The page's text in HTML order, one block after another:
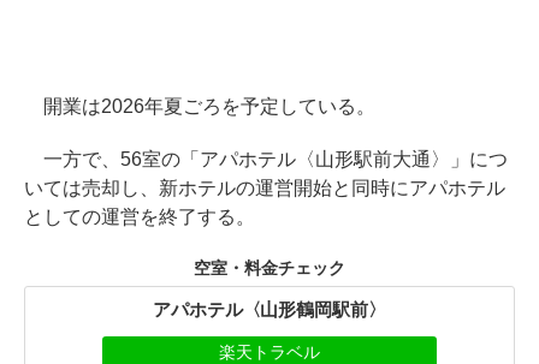
開業は2026年夏ごろを予定している。
一方で、56室の「アパホテル〈山形駅前大通〉」につ
いては売却し、新ホテルの運営開始と同時にアパホテル
としての運営を終了する。
空室・料金チェック
アパホテル〈山形鶴岡駅前〉
楽天トラベル